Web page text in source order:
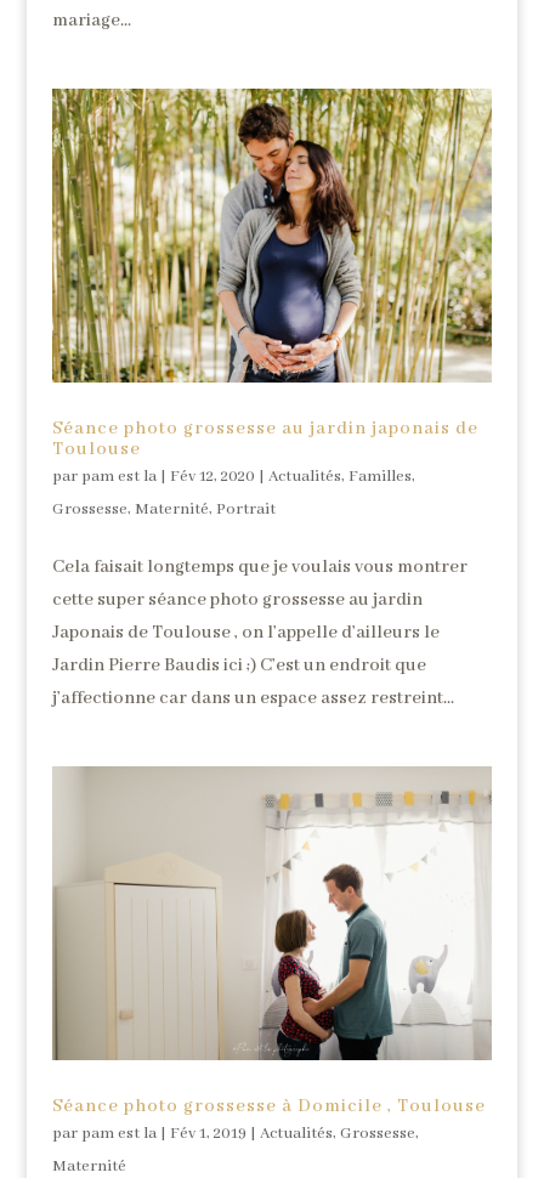
mariage...
Séance photo grossesse au jardin japonais de
Toulouse
par pam est la| Fév 12, 2020 | Actualités, Familles,
Grossesse, Maternité, Portrait
Cela faisait longtemps que je voulais vous montrer
cette super séance photo grossesse au jardin
Japonais de Toulouse , on l’appelle d’ailleurs le
Jardin Pierre Baudis ici ;) C’est un endroit que
j’affectionne car dans un espace assez restreint...
Séance photo grossesse à Domicile , Toulouse
par pam est la| Fév 1, 2019 | Actualités, Grossesse,
Maternité